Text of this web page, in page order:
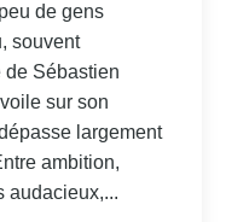
de gens
souvent
de Sébastien
sur son
largement
ambition,
audacieux,...